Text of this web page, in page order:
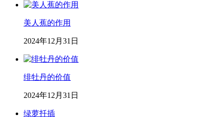
美人蕉的作用
2024年12月31日
绯牡丹的价值
2024年12月31日
绿萝扦插